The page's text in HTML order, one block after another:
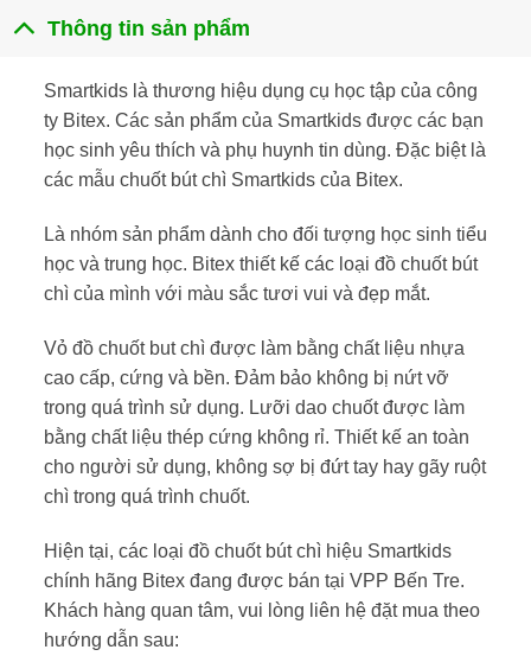
Thông tin sản phẩm
Smartkids là thương hiệu dụng cụ học tập của công
ty Bitex. Các sản phẩm của Smartkids được các bạn
học sinh yêu thích và phụ huynh tin dùng. Đặc biệt là
các mẫu chuốt bút chì Smartkids của Bitex.
Là nhóm sản phẩm dành cho đối tượng học sinh tiểu
học và trung học. Bitex thiết kế các loại đồ chuốt bút
chì của mình với màu sắc tươi vui và đẹp mắt.
Vỏ đồ chuốt but chì được làm bằng chất liệu nhựa
cao cấp, cứng và bền. Đảm bảo không bị nứt vỡ
trong quá trình sử dụng. Lưỡi dao chuốt được làm
bằng chất liệu thép cứng không rỉ. Thiết kế an toàn
cho người sử dụng, không sợ bị đứt tay hay gãy ruột
chì trong quá trình chuốt.
Hiện tại, các loại đồ chuốt bút chì hiệu Smartkids
chính hãng Bitex đang được bán tại VPP Bến Tre.
Khách hàng quan tâm, vui lòng liên hệ đặt mua theo
hướng dẫn sau: